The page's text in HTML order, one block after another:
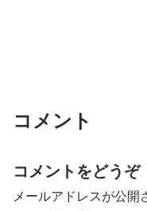
コメント
コメントをどうぞ
メールアドレスが公開